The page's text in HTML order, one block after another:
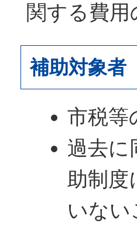
関する費
補助対象者
市税等
過去に
助制度
いない